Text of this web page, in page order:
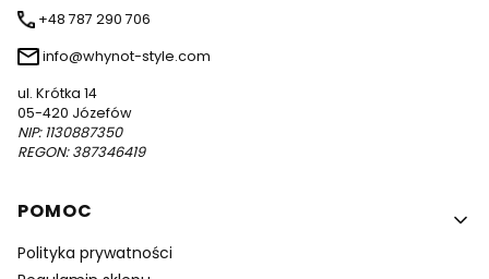
+48 787 290 706
info@whynot-style.com
ul. Krótka 14
05-420 Józefów
NIP: 1130887350
REGON: 387346419
Linki w stopce
POMOC
Polityka prywatności